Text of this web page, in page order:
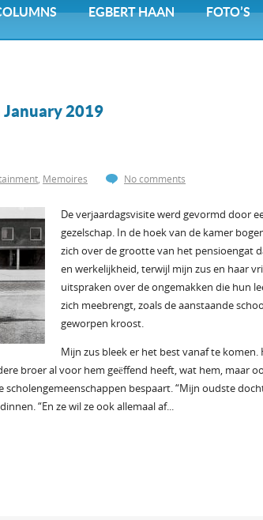
EGBERT HAAN FOTO’S
2019
, Memoires No comments
De verjaardagsvisite werd gevormd door
gezelschap. In de hoek van de kamer
zich over de grootte van het pensioengat
en werkelijkheid, terwijl mijn zus en haar
uitspraken over de ongemakken die hun
zich meebrengt, zoals de aanstaande
geworpen kroost.
Mijn zus bleek er het best vanaf te
broer al voor hem geëffend heeft, wat hem, maar
bespaart. “Mijn oudste
“En ze wil ze ook allemaal af...